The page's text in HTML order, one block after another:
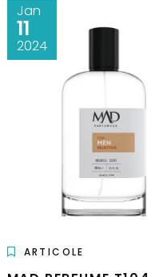
Jan
11
2024
ARTICOLE